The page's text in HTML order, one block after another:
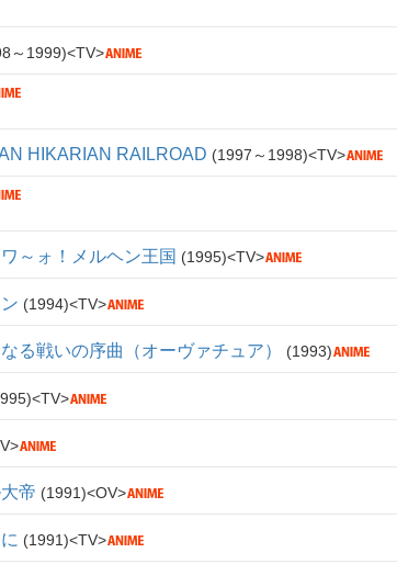
～1999 TV
HIKARIAN RAILROAD 1997～1998 TV
～ォ！メルヘン王国 1995 TV
1994 TV
る戦いの序曲（オーヴァチュア） 1993
TV
帝 1991 OV
1991 TV